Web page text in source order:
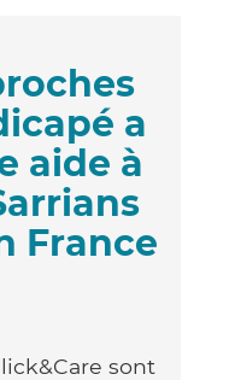
a
aide à
France
sont